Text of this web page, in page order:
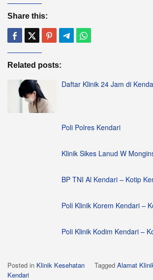
Share this:
Related posts:
Daftar Klinik 24 Jam di
Poli Polres Kendari
Klinik Sikes Lanud W
BP TNI Al Kendari – Kotip
Poli Klinik Korem Kendari –
Poli Klinik Kodim Kendari –
Posted in Klinik Kesehatan Tagged Alamat
Kendari